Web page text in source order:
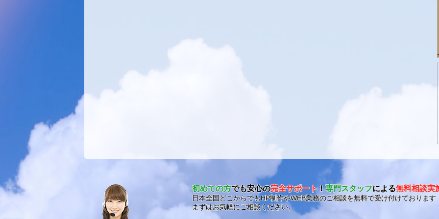
初めての方でも安心の完全サポート！専門スタッフによる無料相談実
日本全国どこからでもHP制作やWEB業務のご相談を無料で受け付けております
まずはお気軽にご相談ください。